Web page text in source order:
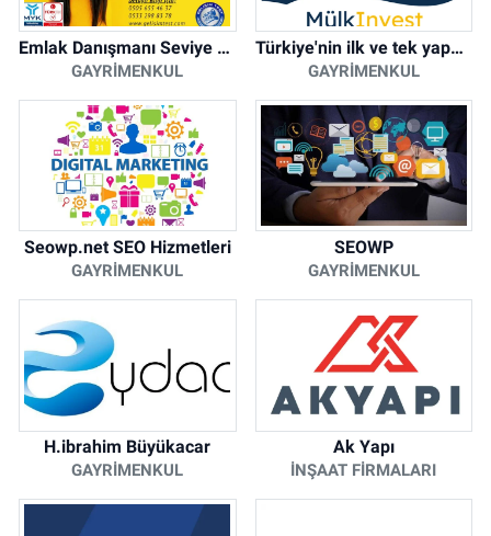
Emlak Danışmanı Seviye 5 Mesleki Yeterlilik Belgesi
GAYRIMENKUL
Türkiye'nin ilk ve tek yapay zeka destekli arsa ilan platformu
GAYRIMENKUL
Seowp.net SEO Hizmetleri
GAYRIMENKUL
SEOWP
GAYRIMENKUL
H.ibrahim Büyükacar
GAYRIMENKUL
Ak Yapı
İNŞAAT FIRMALARI